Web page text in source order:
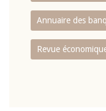
Annuaire des
Revue